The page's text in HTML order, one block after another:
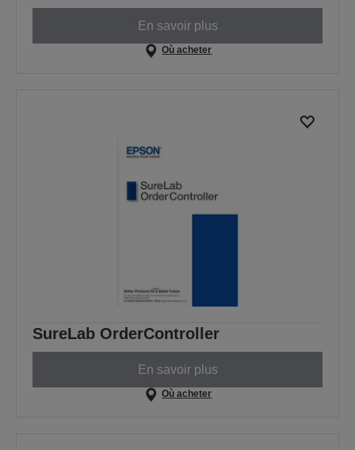
En savoir plus
Où acheter
SureLab OrderController
En savoir plus
Où acheter